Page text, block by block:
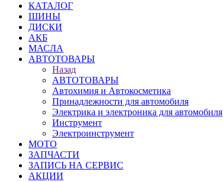
КАТАЛОГ
ШИНЫ
ДИСКИ
АКБ
МАСЛА
АВТОТОВАРЫ
Назад
АВТОТОВАРЫ
Автохимия и Автокосметика
Принадлежности для автомобиля
Электрика и электроника для автомобиля
Инструмент
Электроинструмент
МОТО
ЗАПЧАСТИ
ЗАПИСЬ НА СЕРВИС
АКЦИИ